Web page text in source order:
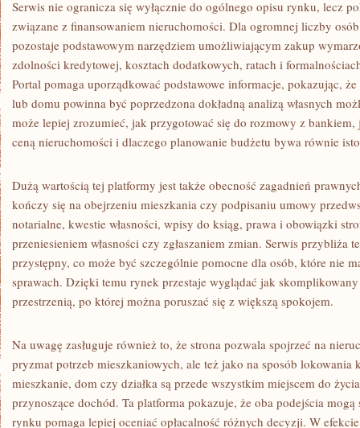
Serwis nie ogranicza się wyłącznie do ogólnego opisu rynku, lecz
związane z finansowaniem nieruchomości. Dla ogromnej liczby
pozostaje podstawowym narzędziem umożliwiającym zakup
zdolności kredytowej, kosztach dodatkowych, ratach i
Portal pomaga uporządkować podstawowe informacje, pokazując,
lub domu powinna być poprzedzona dokładną analizą własnych
może lepiej zrozumieć, jak przygotować się do rozmowy z
ceną nieruchomości i dlaczego planowanie budżetu bywa równie
Dużą wartością tej platformy jest także obecność zagadnień
kończy się na obejrzeniu mieszkania czy podpisaniu umowy
notarialne, kwestie własności, wpisy do ksiąg, prawa i obowiązki
przeniesieniem własności czy zgłaszaniem zmian. Serwis przybliża
przystępny, co może być szczególnie pomocne dla osób, które nie
sprawach. Dzięki temu rynek przestaje wyglądać jak
przestrzenią, po której można poruszać się z większą spokojem.
Na uwagę zasługuje również to, że strona pozwala spojrzeć na
pryzmat potrzeb mieszkaniowych, ale też jako na sposób lokowania
mieszkanie, dom czy działka są przede wszystkim miejscem do
przynoszące dochód. Ta platforma pokazuje, że oba podejścia mogą
rynku pomaga lepiej oceniać opłacalność różnych decyzji. W